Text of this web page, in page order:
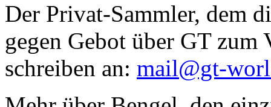
Der Privat-Sammler, dem
gegen Gebot über GT zum
schreiben an: mail@gt-